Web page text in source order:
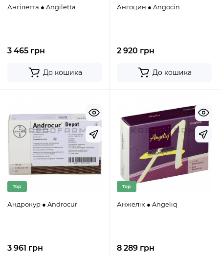
Ангілетта ● Angiletta
3 465 грн
До кошика
Ангоцин ● Angocin
2 920 грн
До кошика
Top
Андрокур ● Androcur
3 961 грн
Top
Анжелік ● Angeliq
8 289 грн